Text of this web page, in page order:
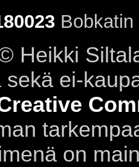
Bobkatin
Heikki
sekä ei-
on